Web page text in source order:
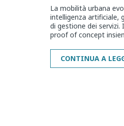
La mobilità urbana
intelligenza artificiale,
di gestione dei
proof of concept
CONTINUA A